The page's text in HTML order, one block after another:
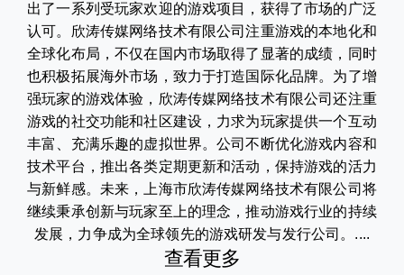
出了一系列受玩家欢迎的游戏项目，获得了市场的广泛
认可。欣涛传媒网络技术有限公司注重游戏的本地化和
全球化布局，不仅在国内市场取得了显著的成绩，同时
也积极拓展海外市场，致力于打造国际化品牌。为了增
强玩家的游戏体验，欣涛传媒网络技术有限公司还注重
游戏的社交功能和社区建设，力求为玩家提供一个互动
丰富、充满乐趣的虚拟世界。公司不断优化游戏内容和
技术平台，推出各类定期更新和活动，保持游戏的活力
与新鲜感。未来，上海市欣涛传媒网络技术有限公司将
继续秉承创新与玩家至上的理念，推动游戏行业的持续
发展，力争成为全球领先的游戏研发与发行公司。....
查看更多